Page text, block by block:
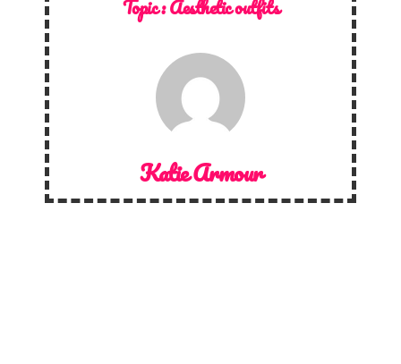
Topic :Aesthetic outfits
Katie Armour